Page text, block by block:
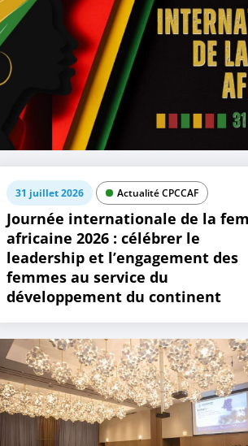
31 juillet 2026 Actualité CPCCAF
Journée internationale de la
africaine 2026 : célébrer le
leadership et l’engagement des
femmes au service du
développement du continent